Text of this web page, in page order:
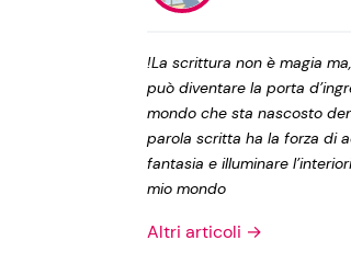
Privacy Policy
!La scrittura non è magia
può diventare la porta
mondo che sta nascosto
parola scritta ha la forza di
fantasia e illuminare
mio mondo
Altri articoli →